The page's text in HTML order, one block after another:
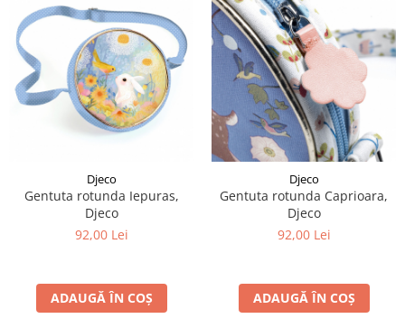
Djeco
Gentuta rotunda Iepuras,
Djeco
92,00 Lei
ADAUGĂ ÎN COȘ
Djeco
Gentuta rotunda Caprioara,
Djeco
92,00 Lei
ADAUGĂ ÎN COȘ